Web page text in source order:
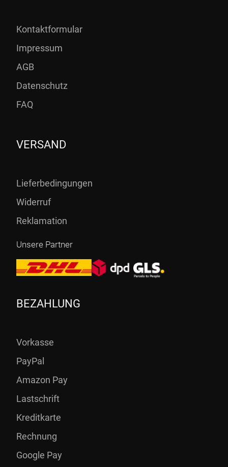
Kontaktformular
Impressum
AGB
Datenschutz
FAQ
VERSAND
Lieferbedingungen
Widerruf
Reklamation
Unsere Partner
BEZAHLUNG
Vorkasse
PayPal
Amazon Pay
Lastschrift
Kreditkarte
Rechnung
Google Pay